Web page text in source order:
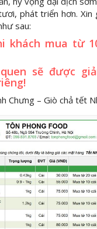
phát triển hơn. Xin
sau:
khách mua từ
sẽ được
Chưng – Giò chả tết